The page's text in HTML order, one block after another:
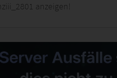
anzeigen!